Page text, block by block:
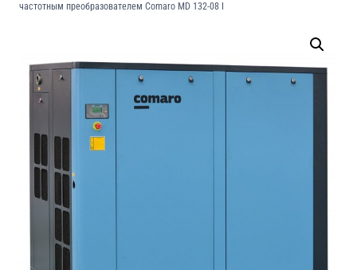
частотным преобразователем Comaro MD 132-08 I